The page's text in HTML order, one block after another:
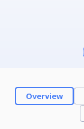
Overview